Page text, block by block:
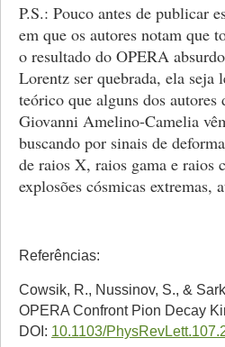
P.S.: Pouco antes de publicar
em que os autores notam que
o resultado do OPERA
Lorentz ser quebrada, ela seja
teórico que alguns dos
Giovanni Amelino-Camelia
buscando por sinais de
de raios X, raios gama e raios
explosões cósmicas extremas,
Referências:
Cowsik, R., Nussinov, S., &
OPERA Confront Pion Decay
DOI: 10.1103/